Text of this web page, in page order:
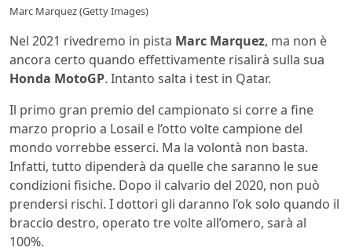
Marc Marquez (Getty Images)
Nel 2021 rivedremo in pista Marc Marquez, ma non è
ancora certo quando effettivamente risalirà sulla sua
Honda MotoGP. Intanto salta i test in Qatar.
Il primo gran premio del campionato si corre a fine
marzo proprio a Losail e l’otto volte campione del
mondo vorrebbe esserci. Ma la volontà non basta.
Infatti, tutto dipenderà da quelle che saranno le sue
condizioni fisiche. Dopo il calvario del 2020, non può
prendersi rischi. I dottori gli daranno l’ok solo quando il
braccio destro, operato tre volte all’omero, sarà al
100%.